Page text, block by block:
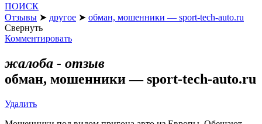
ПОИСК
Отзывы ➤ другое ➤ обман, мошенники — sport-tech-auto.ru
Свернуть
Комментировать
жалоба - отзыв
обман, мошенники — sport-tech-auto.ru
Удалить